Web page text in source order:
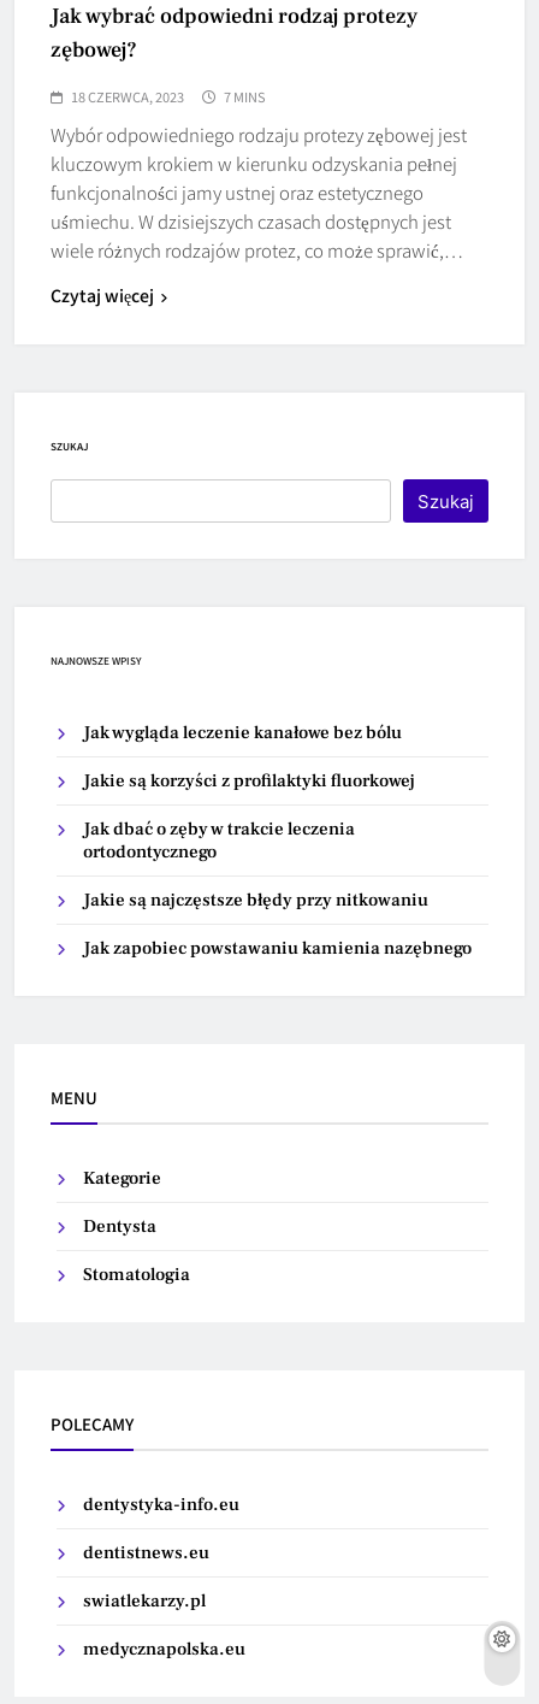
Jak wybrać odpowiedni rodzaj protezy
zębowej?
18 CZERWCA, 2023 7 MINS
Wybór odpowiedniego rodzaju protezy zębowej jest
kluczowym krokiem w kierunku odzyskania pełnej
funkcjonalności jamy ustnej oraz estetycznego
uśmiechu. W dzisiejszych czasach dostępnych jest
wiele różnych rodzajów protez, co może sprawić,…
Czytaj więcej
SZUKAJ
Szukaj
NAJNOWSZE WPISY
Jak wygląda leczenie kanałowe bez bólu
Jakie są korzyści z profilaktyki fluorkowej
Jak dbać o zęby w trakcie leczenia
ortodontycznego
Jakie są najczęstsze błędy przy nitkowaniu
Jak zapobiec powstawaniu kamienia nazębnego
MENU
Kategorie
Dentysta
Stomatologia
POLECAMY
dentystyka-info.eu
dentistnews.eu
swiatlekarzy.pl
medycznapolska.eu